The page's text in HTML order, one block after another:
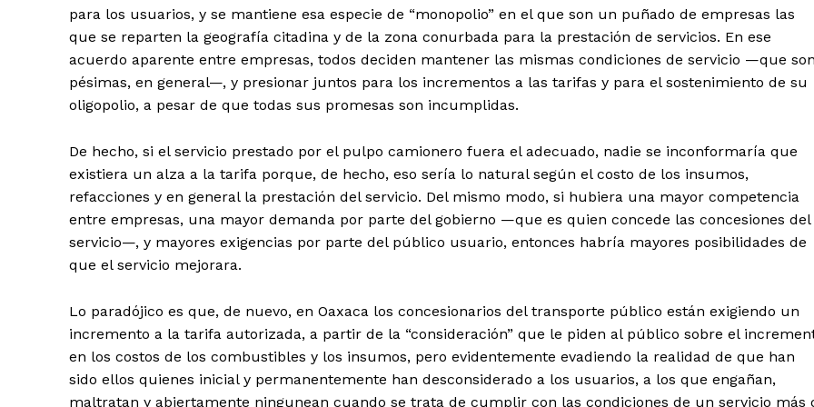
para los usuarios, y se mantiene esa especie de “monopolio” en el que son un puñado de empresas las
que se reparten la geografía citadina y de la zona conurbada para la prestación de servicios. En ese
acuerdo aparente entre empresas, todos deciden mantener las mismas condiciones de servicio —que son
pésimas, en general—, y presionar juntos para los incrementos a las tarifas y para el sostenimiento de su
oligopolio, a pesar de que todas sus promesas son incumplidas.
De hecho, si el servicio prestado por el pulpo camionero fuera el adecuado, nadie se inconformaría que
existiera un alza a la tarifa porque, de hecho, eso sería lo natural según el costo de los insumos,
refacciones y en general la prestación del servicio. Del mismo modo, si hubiera una mayor competencia
entre empresas, una mayor demanda por parte del gobierno —que es quien concede las concesiones del
servicio—, y mayores exigencias por parte del público usuario, entonces habría mayores posibilidades de
que el servicio mejorara.
Lo paradójico es que, de nuevo, en Oaxaca los concesionarios del transporte público están exigiendo un
incremento a la tarifa autorizada, a partir de la “consideración” que le piden al público sobre el
en los costos de los combustibles y los insumos, pero evidentemente evadiendo la realidad de que han
sido ellos quienes inicial y permanentemente han desconsiderado a los usuarios, a los que engañan,
maltratan y abiertamente ningunean cuando se trata de cumplir con las condiciones de un servicio más